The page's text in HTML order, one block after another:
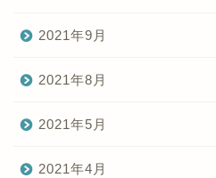
2021年9月
2021年8月
2021年5月
2021年4月